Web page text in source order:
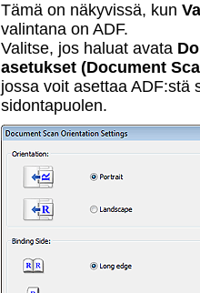
Tämä on näkyvissä, kun
valintana on ADF.
Valitse, jos haluat avata
asetukset (Document
jossa voit asettaa ADF:stä
sidontapuolen.